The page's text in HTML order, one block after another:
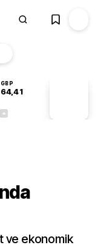
GBP
64,41
ve ekonomik